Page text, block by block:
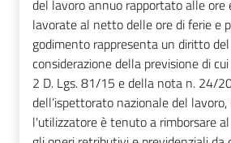
del lavoro annuo rapportato alle
lavorate al netto delle ore di ferie e
godimento rappresenta un diritto
considerazione della previsione di
2 D. Lgs. 81/15 e della nota n. 24/
dell’ispettorato nazionale del
l'utilizzatore è tenuto a rimborsare